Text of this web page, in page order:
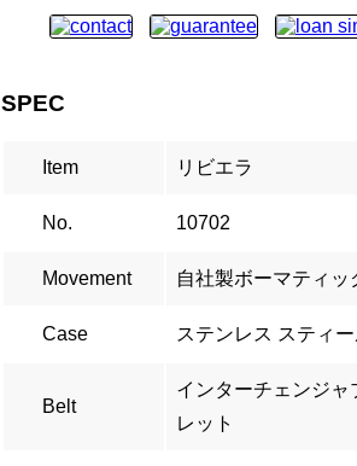
SPEC
Item リビエラ
No. 10702
Movement 自社製ボーマティッ
Case ステンレス スティ
Belt
インターチェンジャ
レット